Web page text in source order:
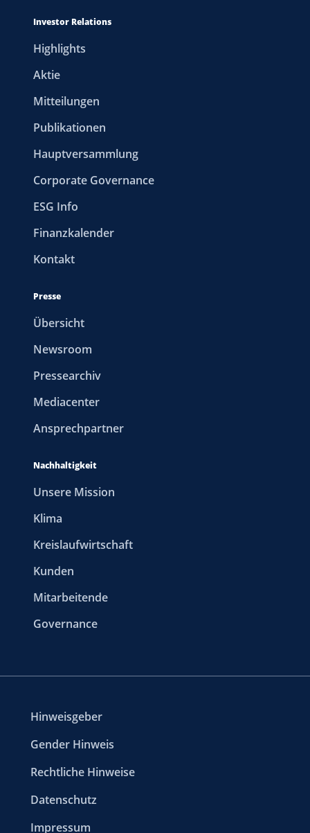
Investor Relations
Highlights
Aktie
Mitteilungen
Publikationen
Hauptversammlung
Corporate Governance
ESG Info
Finanzkalender
Kontakt
Presse
Übersicht
Newsroom
Pressearchiv
Mediacenter
Ansprechpartner
Nachhaltigkeit
Unsere Mission
Klima
Kreislaufwirtschaft
Kunden
Mitarbeitende
Governance
Hinweisgeber
Gender Hinweis
Rechtliche Hinweise
Datenschutz
Impressum